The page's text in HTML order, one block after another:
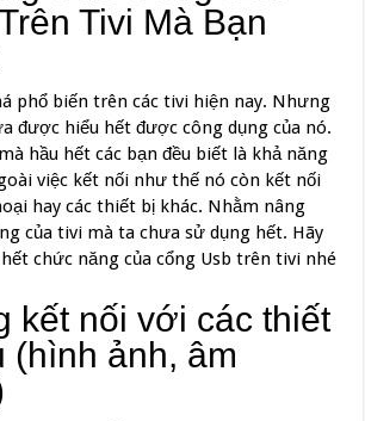
Tivi Mà Bạn
phổ biến trên các tivi hiện nay. Nhưng
được hiểu hết được công dụng của nó.
hầu hết các bạn đều biết là khả năng
việc kết nối như thế nó còn kết nối
hay các thiết bị khác. Nhằm nâng
của tivi mà ta chưa sử dụng hết. Hãy
chức năng của cổng Usb trên tivi nhé
kết nối với các thiết
(hình ảnh, âm